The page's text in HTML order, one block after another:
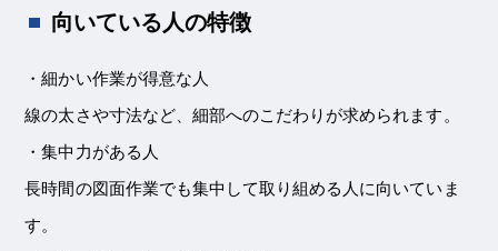
向いている人の特徴
・細かい作業が得意な人
線の太さや寸法など、細部へのこだわりが求められます。
・集中力がある人
長時間の図面作業でも集中して取り組める人に向いていま
す。